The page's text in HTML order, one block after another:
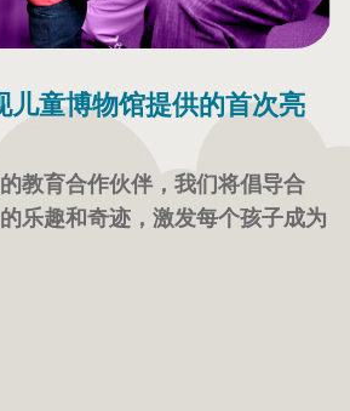
儿童博物馆提供的首次亮
教育合作伙伴，我们将倡导合
乐趣和奇迹，激发每个孩子成为